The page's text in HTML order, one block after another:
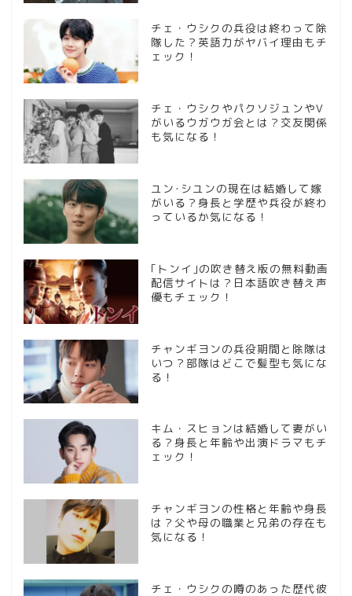
チェ・ウシクの兵役は終わって除
隊した？英語力がヤバイ理由もチ
ェック！
チェ・ウシクやパクソジュンやV
がいるウガウガ会とは？交友関係
も気になる！
ユン･シユンの現在は結婚して嫁
がいる？身長と学歴や兵役が終わ
っているか気になる！
｢トンイ｣の吹き替え版の無料動画
配信サイトは？日本語吹き替え声
優もチェック！
チャンギヨンの兵役期間と除隊は
いつ？部隊はどこで髪型も気にな
る！
キム・スヒョンは結婚して妻がい
る？身長と年齢や出演ドラマもチ
ェック！
チャンギヨンの性格と年齢や身長
は？父や母の職業と兄弟の存在も
気になる！
チェ・ウシクの噂のあった歴代彼